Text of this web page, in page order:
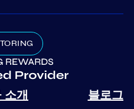
소개 블로그